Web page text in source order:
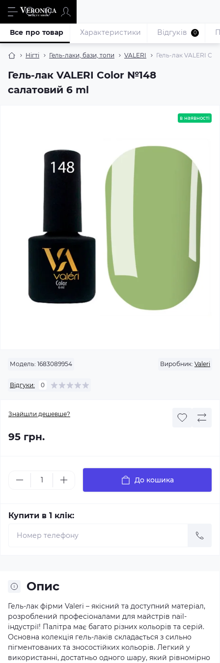
Нігті Гель-лаки, бази, топи VALERI Гель-лак VALERI
Гель-лак VALERI Color №148
салатовий 6 ml
Все про товар Характеристики Відгуків 0
в наявності
Модель: 1683089954 Виробник: Valeri
Відгуки: 0
Знайшли дешевше?
95 грн.
До кошика
Купити в 1 клік:
Опис
Гель-лак фірми Valeri – якісний та доступний матеріал,
розроблений професіоналами для майстрів nail-
індустрії! Палітра має багато різних кольорів та серій.
Основна колекція гель-лаків складається з сильно
пігментованих та зносостійких кольорів. Легкий у
використанні, достатньо одного шару, який рівномірно